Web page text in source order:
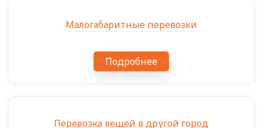
Малогабаритные перевозки
Подробнее
Перевозка вещей в другой город